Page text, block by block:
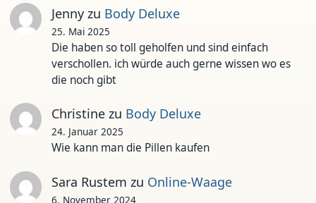
Jennyzu Body Deluxe
25. Mai 2025
Die haben so toll geholfen und sind einfach
verschollen. ich würde auch gerne wissen wo es
die noch gibt
Christinezu Body Deluxe
24. Januar 2025
Wie kann man die Pillen kaufen
Sara Rustem zu Online-Waage
6. November 2024